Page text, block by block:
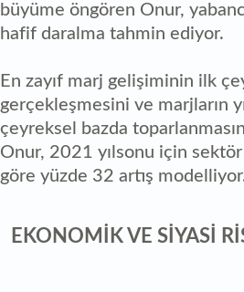
büyüme öngören Onur,
hafif daralma tahmin ediyor.
En zayıf marj gelişiminin ilk
gerçekleşmesini ve marjların
çeyreksel bazda
Onur, 2021 yılsonu için
göre yüzde 32 artış
EKONOMİK VE SİYASİ